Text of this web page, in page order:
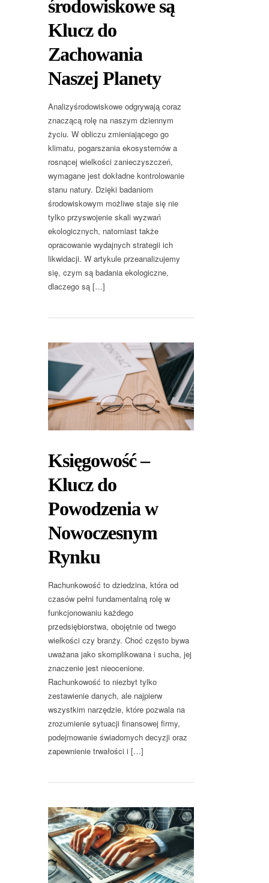
środowiskowe są
Klucz do
Zachowania
Naszej Planety
Analizyśrodowiskowe odgrywają coraz
znaczącą rolę na naszym dziennym
życiu. W obliczu zmieniającego go
klimatu, pogarszania ekosystemów a
rosnącej wielkości zanieczyszczeń,
wymagane jest dokładne kontrolowanie
stanu natury. Dzięki badaniom
środowiskowym możliwe staje się nie
tylko przyswojenie skali wyzwań
ekologicznych, natomiast także
opracowanie wydajnych strategii ich
likwidacji. W artykule przeanalizujemy
się, czym są badania ekologiczne,
dlaczego są […]
Księgowość –
Klucz do
Powodzenia w
Nowoczesnym
Rynku
Rachunkowość to dziedzina, która od
czasów pełni fundamentalną rolę w
funkcjonowaniu każdego
przedsiębiorstwa, obojętnie od twego
wielkości czy branży. Choć często bywa
uważana jako skomplikowana i sucha, jej
znaczenie jest nieocenione.
Rachunkowość to niezbyt tylko
zestawienie danych, ale najpierw
wszystkim narzędzie, które pozwala na
zrozumienie sytuacji finansowej firmy,
podejmowanie świadomych decyzji oraz
zapewnienie trwałości i […]